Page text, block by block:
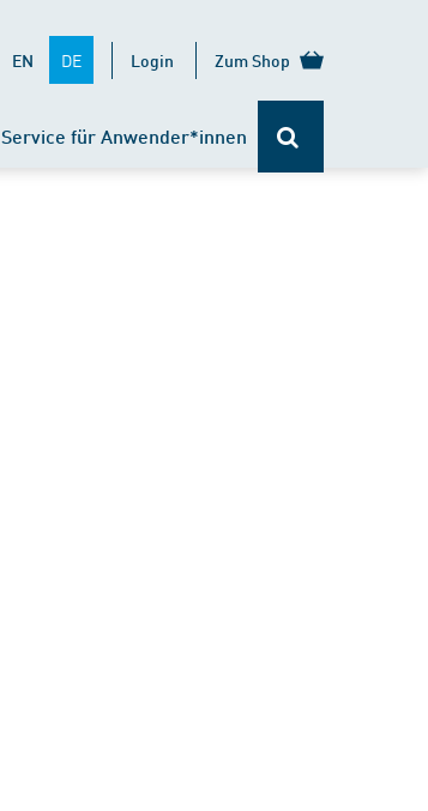
EN DE Login Zum Shop
Service für Anwender*innen